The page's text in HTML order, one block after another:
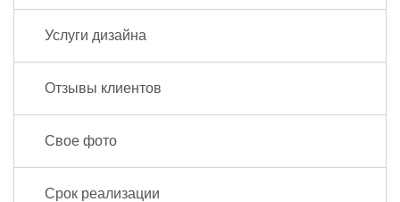
Услуги дизайна
Отзывы клиентов
Свое фото
Срок реализации